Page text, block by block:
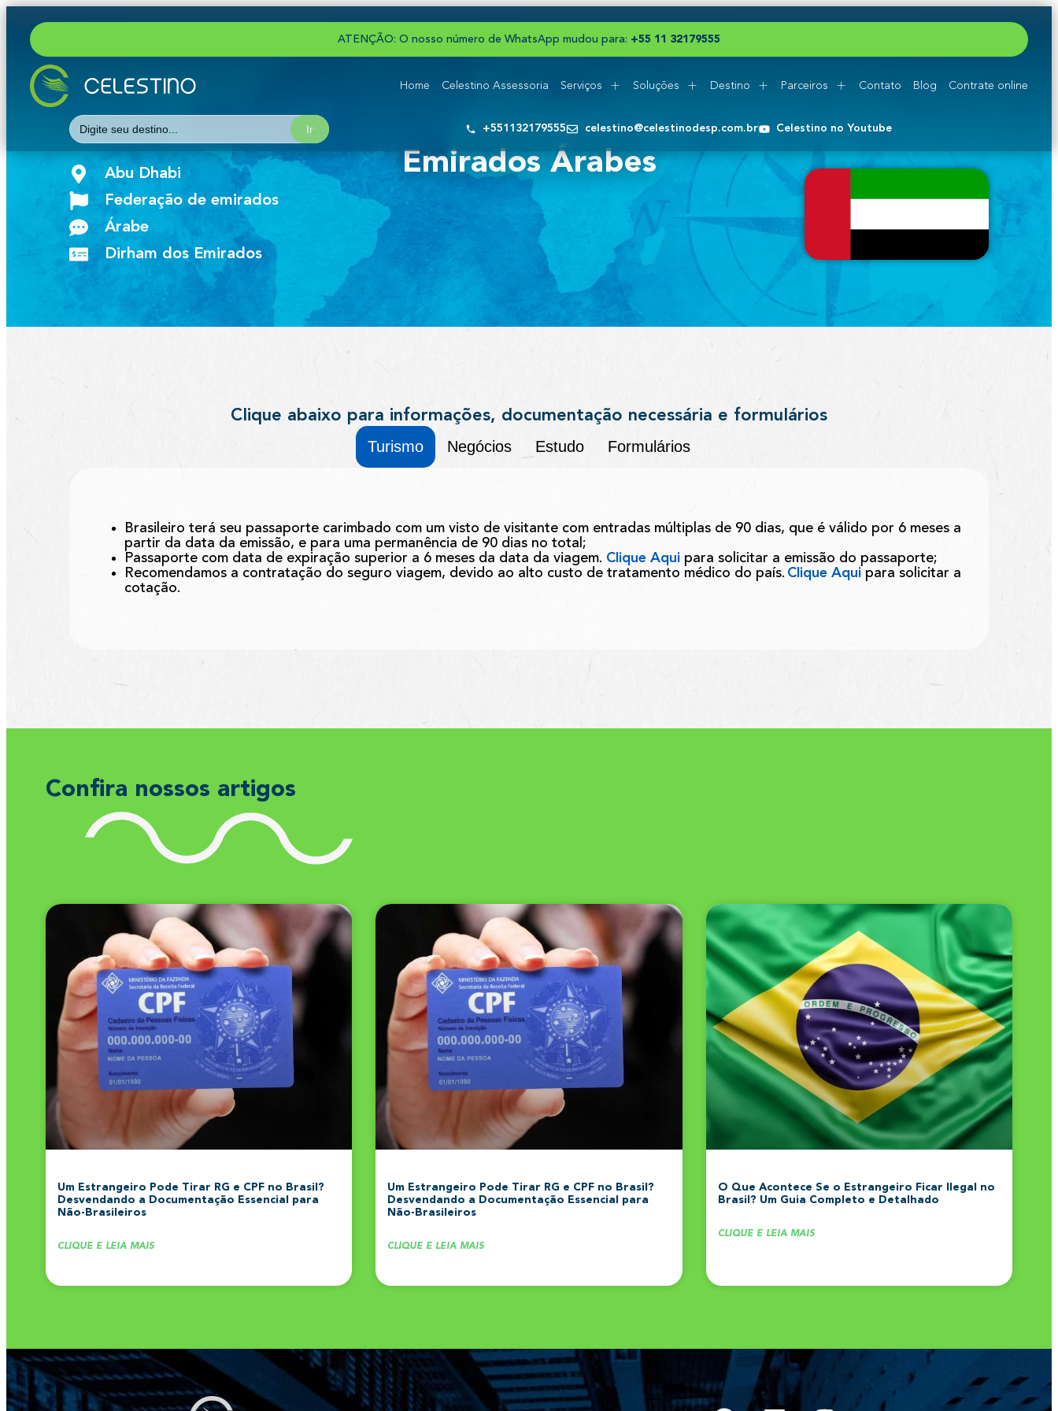
ATENÇÃO: O nosso número de WhatsApp mudou para: +55 1 1 321 79555
Home Celestino Assessoria Serviços Soluções Destino Parceiros Contato Blog Contrate online
Search
for:
+551132179555 celestino@celestinodesp.com.br Celestino no Youtube
Emirados Árabes
Abu Dhabi
Federação de emirados
Árabe
Dirham dos Emirados
Clique abaixo para informações, documentação necessária e formulários
Turismo
Negócios Estudo Formulários
Brasileiro terá seu passaporte carimbado com um visto de visitante com entradas múltiplas de 90 dias, que é válido por 6 meses a
partir da data da emissão, e para uma permanência de 90 dias no total;
Passaporte com data de expiração superior a 6 meses da data da viagem. Clique Aqui para solicitar a emissão do passaporte;
Recomendamos a contratação do seguro viagem, devido ao alto custo de tratamento médico do país. Clique Aqui para solicitar a
cotação.
Confira nossos artigos
Um Estrangeiro Pode Tirar RG e CPF no Brasil?
Desvendando a Documentação Essencial para
Não-Brasileiros
CLIQUE E LEIA MAIS
Um Estrangeiro Pode Tirar RG e CPF no Brasil?
Desvendando a Documentação Essencial para
Não-Brasileiros
CLIQUE E LEIA MAIS
O Que Acontece Se o Estrangeiro Ficar Ilegal no
Brasil? Um Guia Completo e Detalhado
CLIQUE E LEIA MAIS